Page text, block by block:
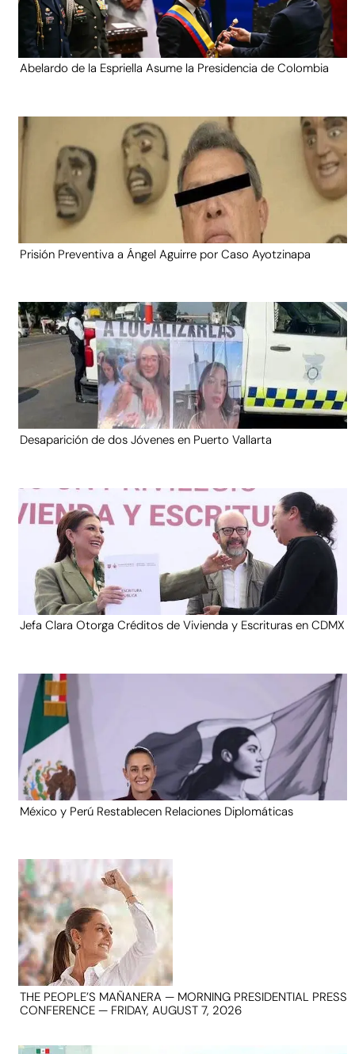
Abelardo de la Espriella Asume la Presidencia de Colombia
Prisión Preventiva a Ángel Aguirre por Caso Ayotzinapa
Desaparición de dos Jóvenes en Puerto Vallarta
Jefa Clara Otorga Créditos de Vivienda y Escrituras en CDMX
México y Perú Restablecen Relaciones Diplomáticas
THE PEOPLE’S MAÑANERA — MORNING PRESIDENTIAL PRESS
CONFERENCE — FRIDAY, AUGUST 7, 2026